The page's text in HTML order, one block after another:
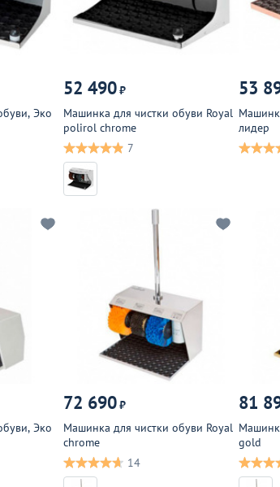
Эко
52 490₽
Машинка для чистки обуви Royal
polirol chrome
7
53
лидер
Эко
72 690₽
Машинка для чистки обуви Royal
chrome
14
81
gold